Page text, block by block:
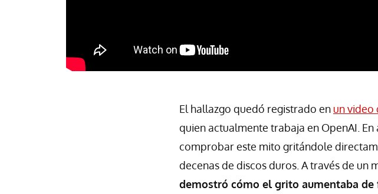
El hallazgo quedó registrado en un video
quien actualmente trabaja en OpenAI.
comprobar este mito gritándole
decenas de discos duros. A través de
demostró cómo el grito aumentaba